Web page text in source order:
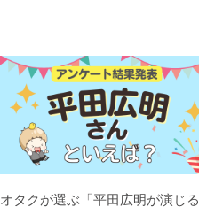
オタクが選ぶ「平田広明が演じる